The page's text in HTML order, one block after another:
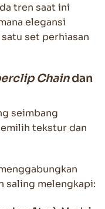
tren saat ini
elegansi
set perhiasan
Chaindan
seimbang
tekstur dan
saling melengkapi: